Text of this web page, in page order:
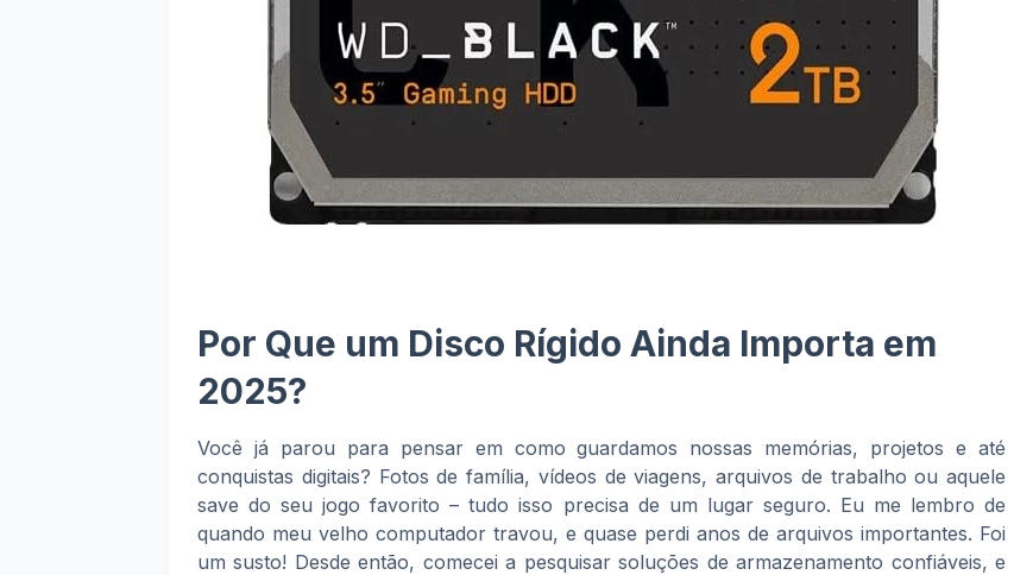
Por Que um Disco Rígido Ainda Importa em
2025?
Você já parou para pensar em como guardamos nossas memórias, projetos e até
conquistas digitais? Fotos de família, vídeos de viagens, arquivos de trabalho ou aquele
save do seu jogo favorito – tudo isso precisa de um lugar seguro. Eu me lembro de
quando meu velho computador travou, e quase perdi anos de arquivos importantes. Foi
um susto! Desde então, comecei a pesquisar soluções de armazenamento confiáveis, e